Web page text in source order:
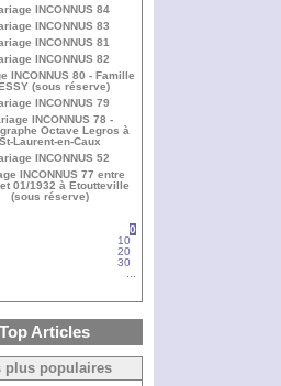
INCONNUS 84
INCONNUS 83
INCONNUS 81
INCONNUS 82
INCONNUS 80 - Famille
(sous réserve)
INCONNUS 79
INCONNUS 78 -
Octave Legros à
Laurent-en-Caux
INCONNUS 52
INCONNUS 77 entre
01/1932 à Etoutteville
(sous réserve)
0
10
20
30
Articles
plus populaires